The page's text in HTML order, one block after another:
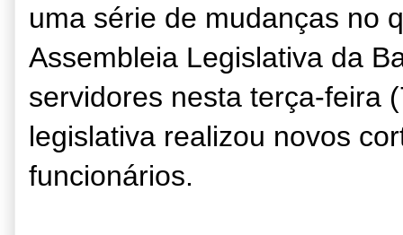
uma série de mudanças no
Assembleia Legislativa da
servidores nesta terça-feira
legislativa realizou novos
funcionários.